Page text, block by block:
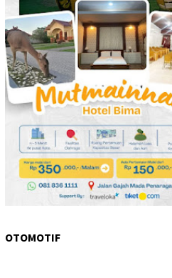
OTOMOTIF